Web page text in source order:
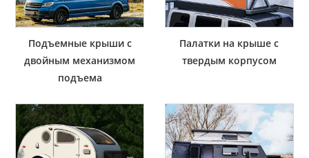
Подъемные крыши с
двойным механизмом
подъема
Палатки на крыше с
твердым корпусом